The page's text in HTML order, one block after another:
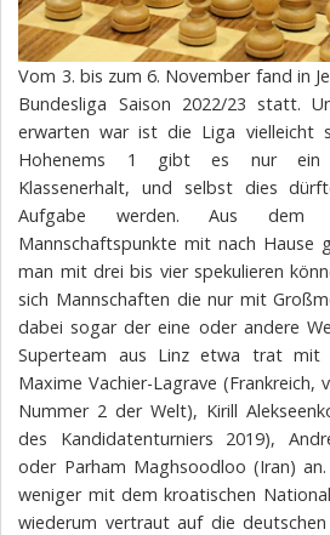
Vom 3. bis zum 6. November fand in
Bundesliga Saison 2022/23 statt.
erwarten war ist die Liga vielleicht
Hohenems 1 gibt es nur ein
Klassenerhalt, und selbst dies
Aufgabe werden. Aus dem
Mannschaftspunkte mit nach Hause
man mit drei bis vier spekulieren
sich Mannschaften die nur mit
dabei sogar der eine oder andere
Superteam aus Linz etwa trat mit
Maxime Vachier-Lagrave (Frankreich,
Nummer 2 der Welt), Kirill
des Kandidatenturniers 2019),
oder Parham Maghsoodloo (Iran)
weniger mit dem kroatischen
wiederum vertraut auf die